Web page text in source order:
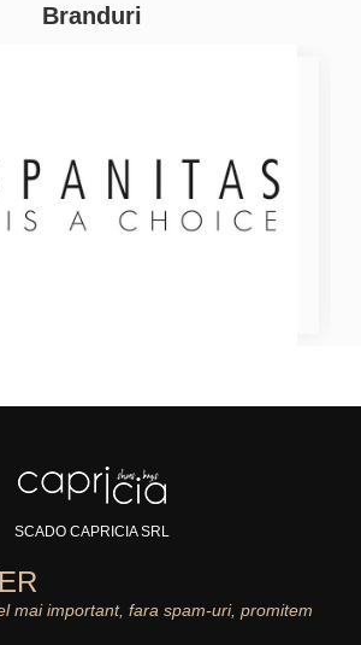
Branduri
SCADO CAPRICIA SRL
mai important, fara spam-uri, promitem